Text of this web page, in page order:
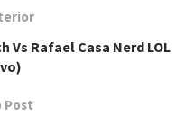
Rafael Casa Nerd LOL
Post